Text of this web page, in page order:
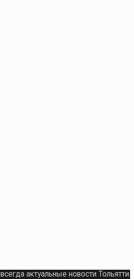
всегда актуальные новости Тольятти